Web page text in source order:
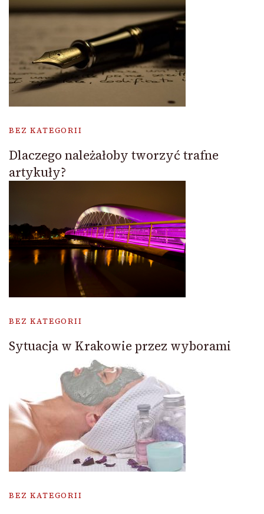
BEZ KATEGORII
Dlaczego należałoby tworzyć trafne
artykuły?
BEZ KATEGORII
Sytuacja w Krakowie przez wyborami
BEZ KATEGORII